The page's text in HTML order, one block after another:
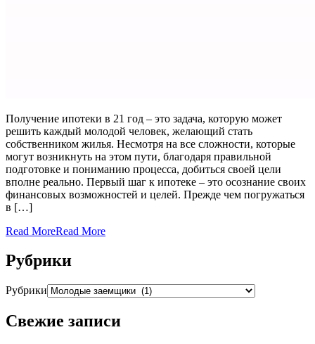
Получение ипотеки в 21 год – это задача, которую может
решить каждый молодой человек, желающий стать
собственником жилья. Несмотря на все сложности, которые
могут возникнуть на этом пути, благодаря правильной
подготовке и пониманию процесса, добиться своей цели
вполне реально. Первый шаг к ипотеке – это осознание своих
финансовых возможностей и целей. Прежде чем погружаться
в […]
Read MoreRead More
Рубрики
Рубрики
Свежие записи